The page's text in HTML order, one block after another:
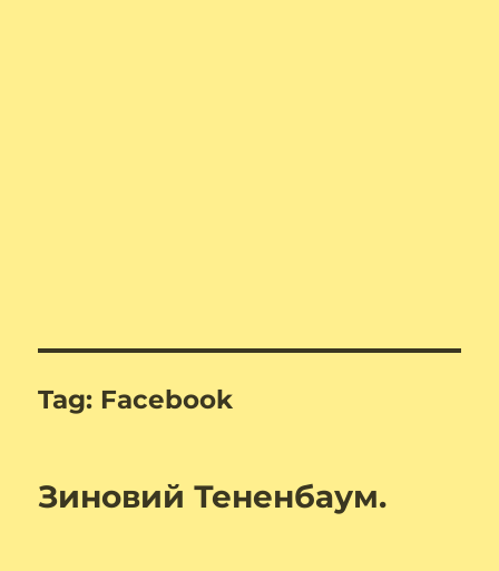
Tag: Facebook
Зиновий Тененбаум.